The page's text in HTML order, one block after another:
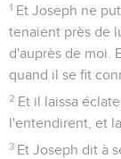
1 Et Joseph ne
tenaient près de
d'auprès de moi.
quand il se fit
2 Et il laissa
l'entendirent, et
3 Et Joseph dit à